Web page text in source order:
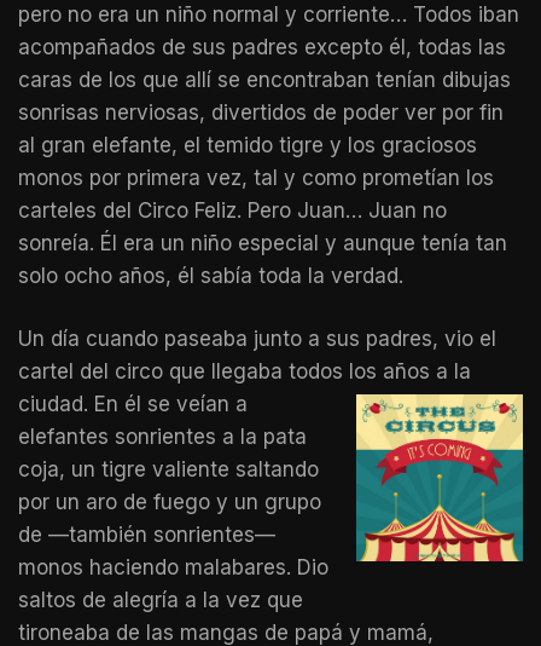
pero no era un niño normal y corriente… Todos iban
acompañados de sus padres excepto él, todas las
caras de los que allí se encontraban tenían dibujas
sonrisas nerviosas, divertidos de poder ver por fin
al gran elefante, el temido tigre y los graciosos
monos por primera vez, tal y como prometían los
carteles del Circo Feliz. Pero Juan… Juan no
sonreía. Él era un niño especial y aunque tenía tan
solo ocho años, él sabía toda la verdad.
Un día cuando paseaba junto a sus padres, vio el
cartel del circo que llegaba todos los años a la
ciudad. En él se veían a
elefantes sonrientes a la pata
coja, un tigre valiente saltando
por un aro de fuego y un grupo
de —también sonrientes—
monos haciendo malabares. Dio
saltos de alegría a la vez que
tironeaba de las mangas de papá y mamá,